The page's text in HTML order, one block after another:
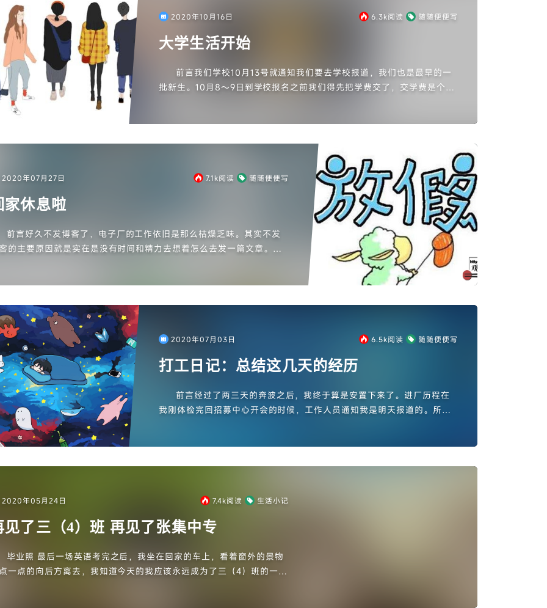
2020年10月16日 6.3k阅读 随随便便写
大学生活开始
前言我们学校10月13号就通知我们要去学校报道，我们也是最早的一
批新生。10月8～9日到学校报名之前我们得先把学费交了，交学费是个比
2020年07月27日 7.1k阅读 随随便便写
家休息啦
前言好久不发博客了，电子厂的工作依旧是那么枯燥乏味。其实不发
的主要原因就是实在是没有时间和精力去想着怎么去发一篇文章。每
2020年07月03日 6.5k阅读 随随便便写
打工日记：总结这几天的经历
前言经过了两三天的奔波之后，我终于算是安置下来了。进厂历程在
我刚体检完回招募中心开会的时候，工作人员通知我是明天报道的。所以
2020年05月24日 7.4k阅读 生活小记
见了三（4）班 再见了张集中专
毕业照 最后一场英语考完之后，我坐在回家的车上，看着窗外的景物
一点的向后方离去，我知道今天的我应该永远成为了三（4）班的一